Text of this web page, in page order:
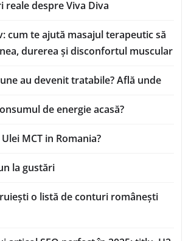
reale despre Viva Diva
cum te ajută masajul terapeutic să
durerea și disconfortul muscular
au devenit tratabile? Află unde
de energie acasă?
MCT in Romania?
la gustări
o listă de conturi românești